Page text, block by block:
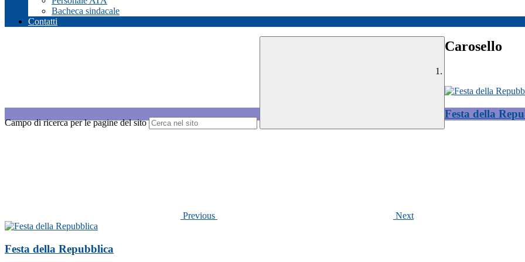
Bacheca sindacale
Contatti
Campo di ricerca per le pagine del sito
Carosello
Festa della
Previous Next
Festa della Repubblica